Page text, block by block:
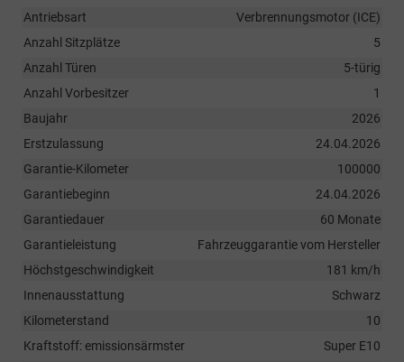
Antriebsart
Verbrennungsmotor (ICE)
Anzahl Sitzplätze
5
Anzahl Türen
5-türig
Anzahl Vorbesitzer
1
Baujahr
2026
Erstzulassung
24.04.2026
Garantie-Kilometer
100000
Garantiebeginn
24.04.2026
Garantiedauer
60 Monate
Garantieleistung
Fahrzeuggarantie vom Hersteller
Höchstgeschwindigkeit
181 km/h
Innenausstattung
Schwarz
Kilometerstand
10
Kraftstoff: emissionsärmster
Super E10